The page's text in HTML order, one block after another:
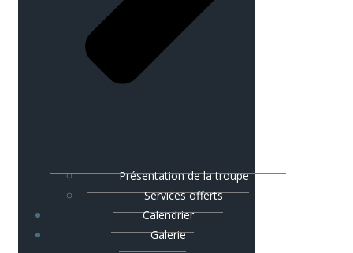
Présentation de la troupe
Services offerts
Calendrier
Galerie